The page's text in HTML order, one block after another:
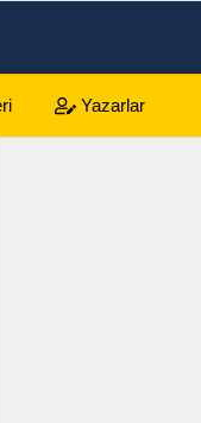
12:21
Yazarlar